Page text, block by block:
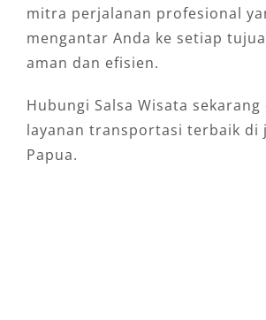
mitra perjalanan profesional
mengantar Anda ke setiap
aman dan efisien.
Hubungi Salsa Wisata
layanan transportasi terbaik di
Papua.